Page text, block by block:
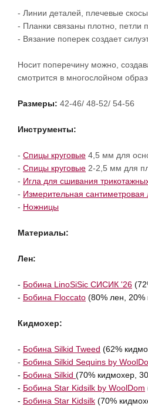
- Линии деталей, плечевые
- Планки связаны плотно,
- Вязание поперек создает
Носит поперечину можно,
смотрится в многослойном
Размеры: 42-46/ 48-52/ 54-56
Инструменты:
- Спицы круговые 4,5 мм для
- Спицы круговые 2-2,5 мм для
- Игла для сшивания
- Измерительная сантиметровая
- Ножницы
Материалы:
Лен:
- Бобина LinoSiSic СИСИК '26
- Бобина Floccato (80% лен, 20%
Кидмохер:
- Бобина Silkid Tweed (62%
- Бобина Silkid Sequins by
- Бобина Silkid (70% кидмохер,
- Бобина Star Kidsilk by WoolDom
- Бобина Star Kidsilk (70%